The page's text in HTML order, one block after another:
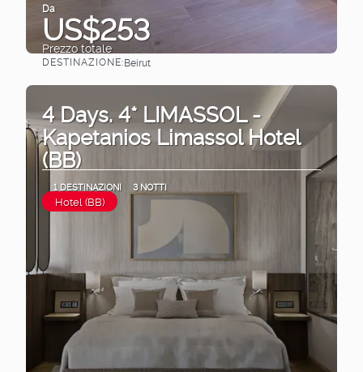
Da
US$253
Prezzo totale
DESTINAZIONE:Beirut
4 Days. 4* LIMASSOL -
Kapetanios Limassol Hotel
(BB)
1 DESTINAZIONI 3 NOTTI
Hotel (BB)